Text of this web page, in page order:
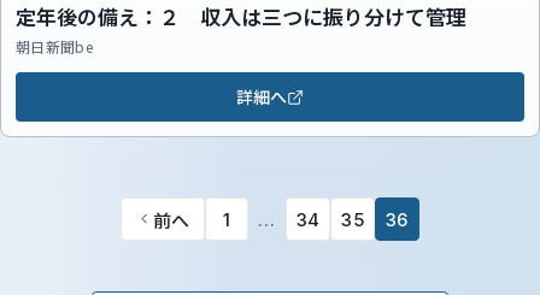
定年後の備え：２ 収入は三つに振り分けて管理
朝日新聞be
詳細へ
前へ 1 … 34 35 36